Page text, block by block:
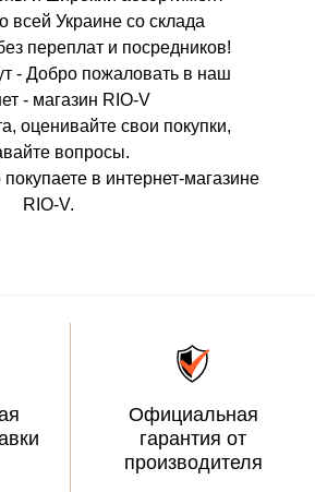
всей Украине со склада
переплат и посредников!
- Добро пожаловать в наш
- магазин RIO-V
оценивайте свои покупки,
вопросы.
в интернет-магазине
RIO-V.
Официальная
гарантия от
производителя